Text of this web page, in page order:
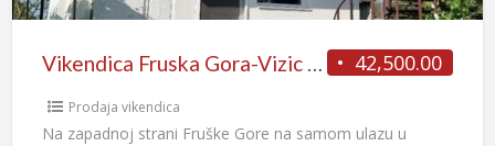
42,500.00
Vikendica Fruska Gora-Vizic 62m2,8.5ari placa
Prodaja vikendica
Na zapadnoj strani Fruške Gore na samom ulazu u